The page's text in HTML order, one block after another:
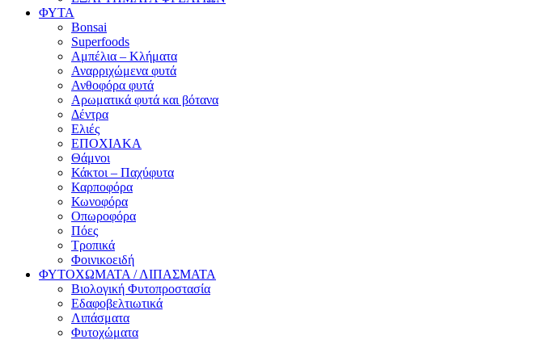
ΦΥΤΑ
Bonsai
Superfoods
Αμπέλια – Κλήματα
Αναρριχώμενα φυτά
Ανθοφόρα φυτά
Αρωματικά φυτά και βότανα
Δέντρα
Ελιές
ΕΠΟΧΙΑΚΑ
Θάμνοι
Κάκτοι – Παχύφυτα
Καρποφόρα
Κωνοφόρα
Οπωροφόρα
Πόες
Τροπικά
Φοινικοειδή
ΦΥΤΟΧΩΜΑΤΑ / ΛΙΠΑΣΜΑΤΑ
Βιολογική Φυτοπροστασία
Εδαφοβελτιωτικά
Λιπάσματα
Φυτοχώματα